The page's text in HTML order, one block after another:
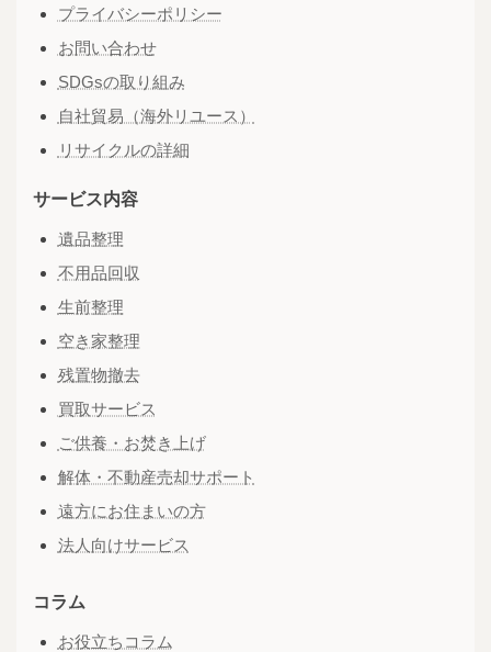
プライバシーポリシー
お問い合わせ
SDGsの取り組み
自社貿易（海外リユース）
リサイクルの詳細
サービス内容
遺品整理
不用品回収
生前整理
空き家整理
残置物撤去
買取サービス
ご供養・お焚き上げ
解体・不動産売却サポート
遠方にお住まいの方
法人向けサービス
コラム
お役立ちコラム